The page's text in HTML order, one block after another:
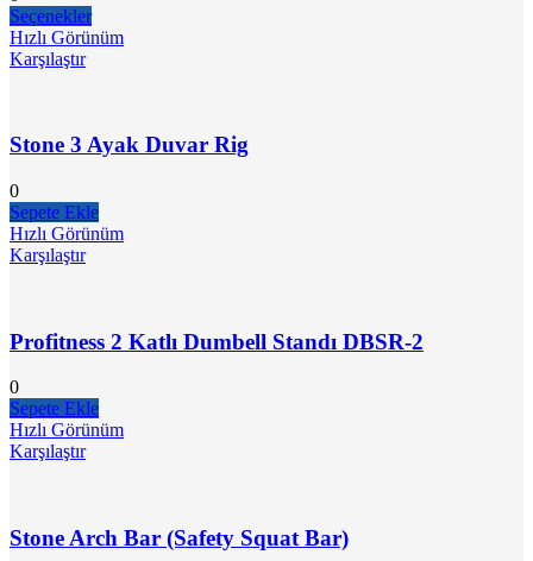
Seçenekler
Hızlı Görünüm
Karşılaştır
Stone 3 Ayak Duvar Rig
0
Sepete Ekle
Hızlı Görünüm
Karşılaştır
Profitness 2 Katlı Dumbell Standı DBSR-2
0
Sepete Ekle
Hızlı Görünüm
Karşılaştır
Stone Arch Bar (Safety Squat Bar)